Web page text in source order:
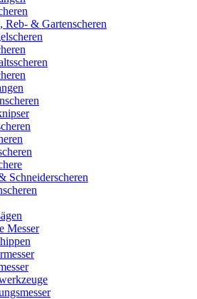
Reb- & Gartenscheren
Schneiderscheren
Messer